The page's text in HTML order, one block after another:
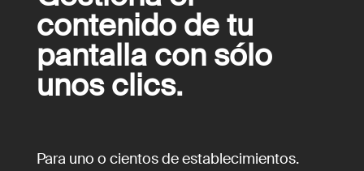
contenido de tu
pantalla con sólo
unos clics.
Para uno o cientos de establecimientos.